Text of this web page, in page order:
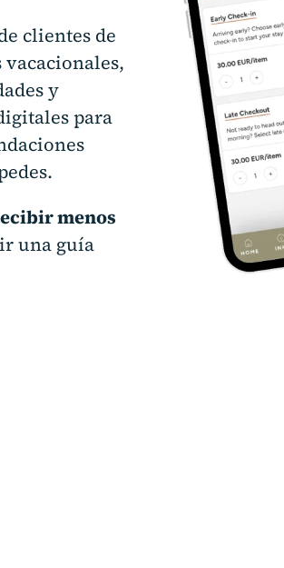
clientes de
y
para
menos
una guía